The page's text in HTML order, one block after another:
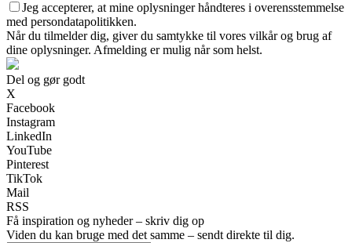
Jeg accepterer, at mine oplysninger håndteres i overensstemmelse
med persondatapolitikken.
Når du tilmelder dig, giver du samtykke til vores vilkår og brug af
dine oplysninger. Afmelding er mulig når som helst.
Del og gør godt
X
Facebook
Instagram
LinkedIn
YouTube
Pinterest
TikTok
Mail
RSS
Få inspiration og nyheder – skriv dig op
Viden du kan bruge med det samme – sendt direkte til dig.